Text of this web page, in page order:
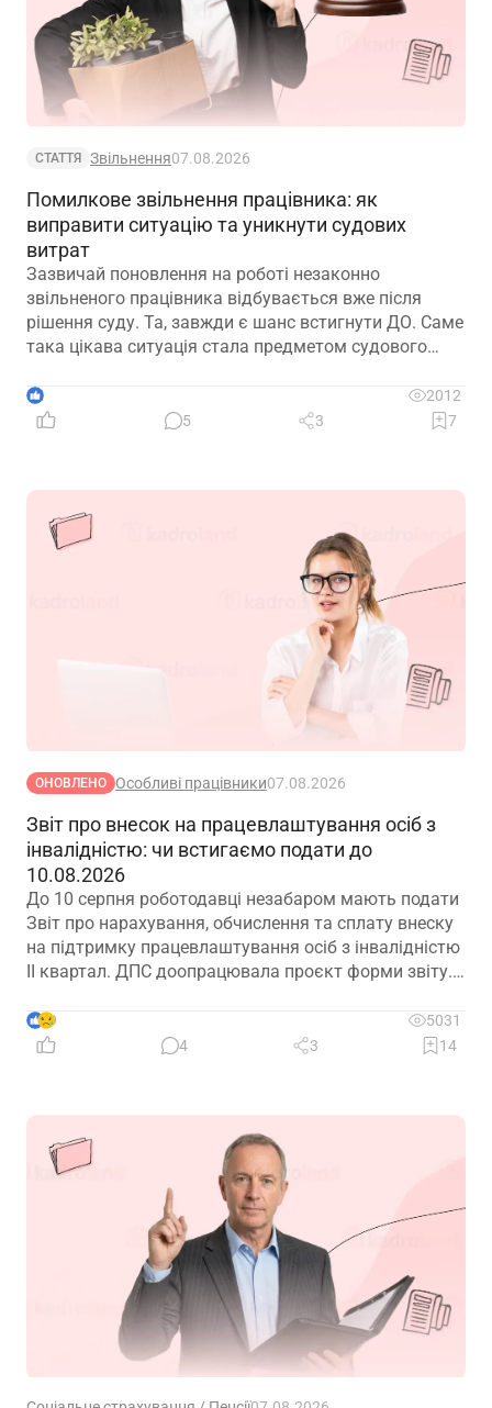
СТАТТЯ Звільнення07.08.2026
Помилкове звільнення працівника: як
виправити ситуацію та уникнути судових
витрат
Зазвичай поновлення на роботі незаконно
звільненого працівника відбувається вже після
рішення суду. Та, завжди є шанс встигнути ДО. Саме
така цікава ситуація стала предметом судового
скасував помилково виданий наказ про звільнення.
Розберемо її докладно
1
2012
5
3 7
ОНОВЛЕНО Особливі працівники07.08.2026
Звіт про внесок на працевлаштування осіб з
інвалідністю: чи встигаємо подати до
10.08.2026
До 10 серпня роботодавці незабаром мають подати
Звіт про нарахування, обчислення та сплату внеску
на підтримку працевлаштування осіб з інвалідністю
ІІ квартал. ДПС доопрацювала проєкт форми звіту.
далі
9
5031
4
3 14